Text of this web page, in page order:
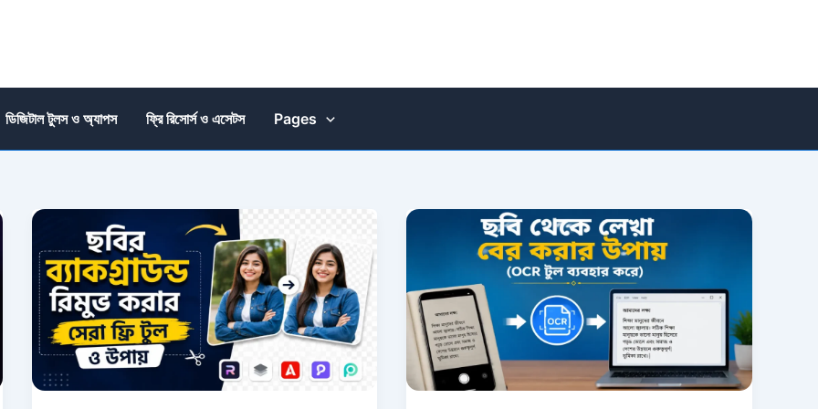
ডিজিটাল টুলস ও অ্যাপস ফ্রি রিসোর্স ও এসেটস Pages